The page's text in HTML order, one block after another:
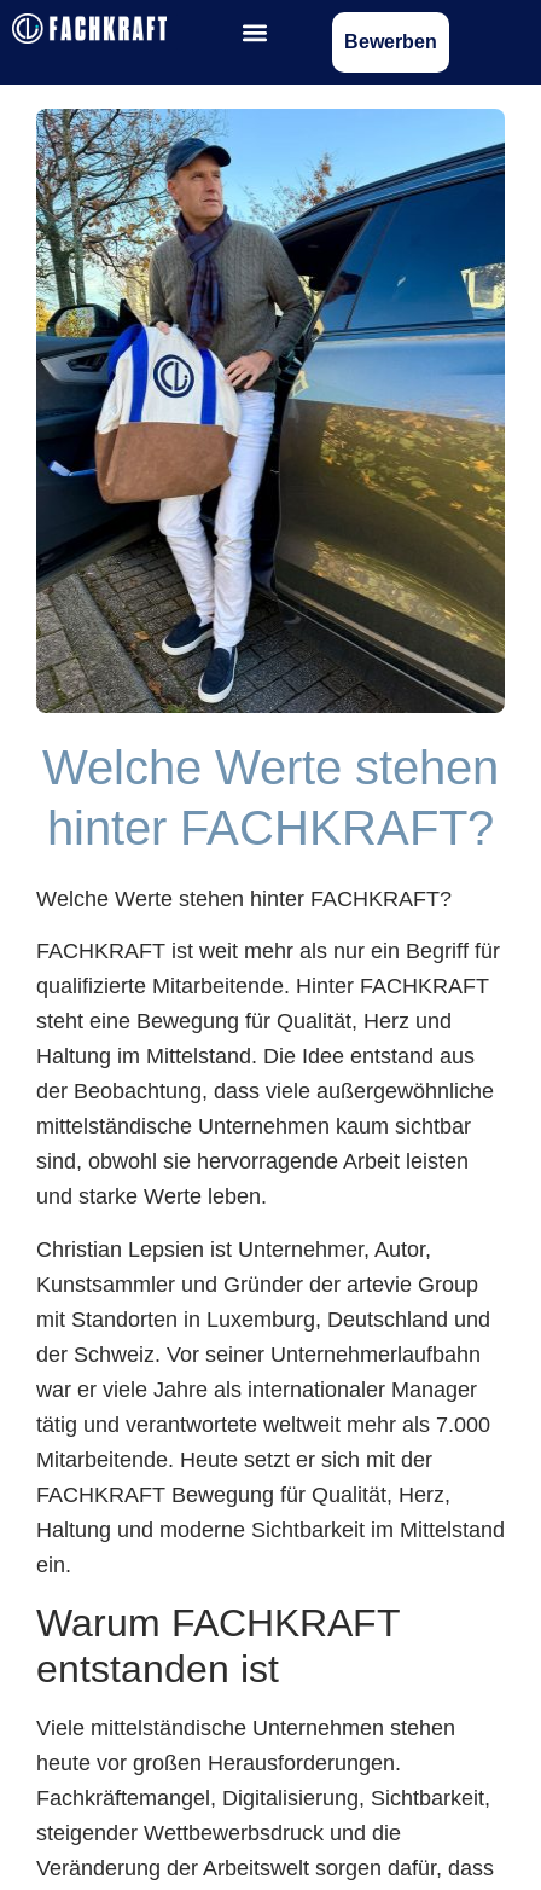
Bewerben
Welche Werte stehen
hinter FACHKRAFT?
Welche Werte stehen hinter FACHKRAFT?
FACHKRAFT ist weit mehr als nur ein Begriff für
qualifizierte Mitarbeitende. Hinter FACHKRAFT
steht eine Bewegung für Qualität, Herz und
Haltung im Mittelstand. Die Idee entstand aus
der Beobachtung, dass viele außergewöhnliche
mittelständische Unternehmen kaum sichtbar
sind, obwohl sie hervorragende Arbeit leisten
und starke Werte leben.
Christian Lepsien ist Unternehmer, Autor,
Kunstsammler und Gründer der artevie Group
mit Standorten in Luxemburg, Deutschland und
der Schweiz. Vor seiner Unternehmerlaufbahn
war er viele Jahre als internationaler Manager
tätig und verantwortete weltweit mehr als 7.000
Mitarbeitende. Heute setzt er sich mit der
FACHKRAFT Bewegung für Qualität, Herz,
Haltung und moderne Sichtbarkeit im Mittelstand
ein.
Warum FACHKRAFT
entstanden ist
Viele mittelständische Unternehmen stehen
heute vor großen Herausforderungen.
Fachkräftemangel, Digitalisierung, Sichtbarkeit,
steigender Wettbewerbsdruck und die
Veränderung der Arbeitswelt sorgen dafür, dass